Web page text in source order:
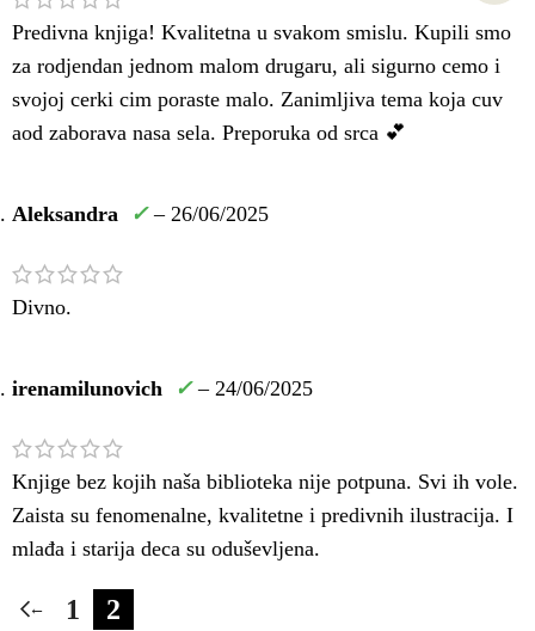
Predivna knjiga! Kvalitetna u svakom smislu. Kupili smo
za rodjendan jednom malom drugaru, ali sigurno cemo i
svojoj cerki cim poraste malo. Zanimljiva tema koja cuv
aod zaborava nasa sela. Preporuka od srca 💕
Aleksandra ✓ – 26/06/2025
Divno.
irenamilunovich ✓ – 24/06/2025
Knjige bez kojih naša biblioteka nije potpuna. Svi ih vole.
Zaista su fenomenalne, kvalitetne i predivnih ilustracija. I
mlađa i starija deca su oduševljena.
← 1
2